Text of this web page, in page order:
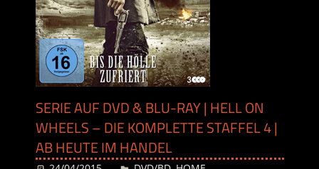
SERIE AUF DVD & BLU-RAY | HELL ON
WHEELS – DIE KOMPLETTE STAFFEL 4 |
AB HEUTE IM HANDEL